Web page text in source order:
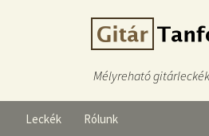
Mélyreható
Leckék Rólunk